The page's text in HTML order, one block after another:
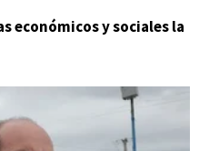
económicos y sociales la